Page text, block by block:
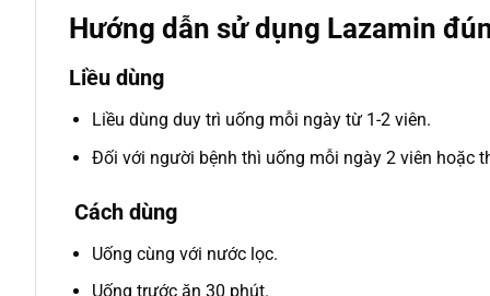
Hướng dẫn sử dụng Lazamin
Liều dùng
Liều dùng duy trì uống mỗi ngày từ 1-2 viên.
Đối với người bệnh thì uống mỗi ngày 2 viên hoặc
Cách dùng
Uống cùng với nước lọc.
Uống trước ăn 30 phút.